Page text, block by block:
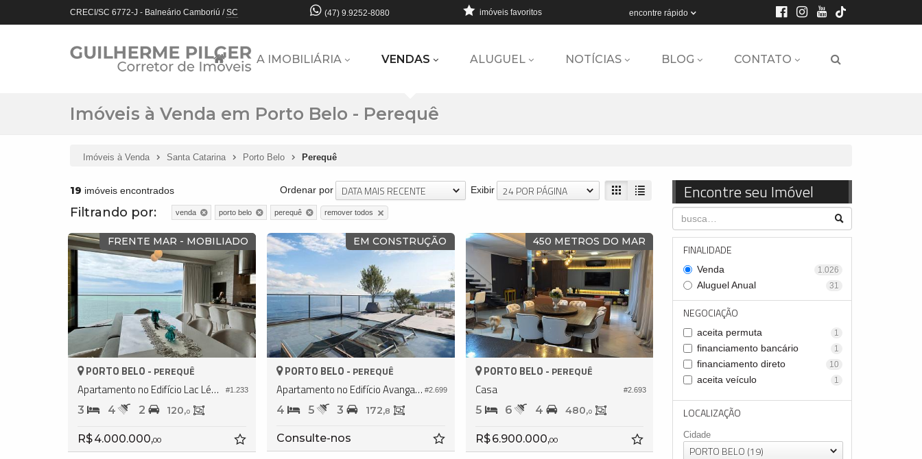
CRECI/SC 6772-J - Balneário Camboriú /SC (47) 9.9252-8080 encontre rápido
imóveis favoritos
A IMOBILIÁRIA VENDAS ALUGUEL NOTÍCIAS BLOG CONTATO
Imóveis à Venda em Porto Belo - Perequê
Imóveis à Venda Santa Catarina Porto Belo Perequê
Encontre seu Imóvel
FINALIDADE
Venda 1.026
Aluguel Anual 31
NEGOCIAÇÃO
aceita permuta 1
financiamento bancário 1
financiamento direto 10
aceita veículo 1
LOCALIZAÇÃO
Cidade
PORTO BELO (19)
19 imóveis encontrados Exibir 24 POR PÁGINA
Ordenar por DATA MAIS RECENTE
Filtrando por: venda porto belo perequê remover todos
FRENTE MAR - MOBILIADO
#1.233
PORTO BELO - PEREQUÊ
Apartamento no Edifício Lac Léman Residence
3 4 2 120,0
R$ 4.000.000,00
EM CONSTRUÇÃO
#2.699
PORTO BELO - PEREQUÊ
Apartamento no Edifício Avangard Residence
4 5 3 172,8
Consulte-nos
450 METROS DO MAR
#2.693
PORTO BELO - PEREQUÊ
Casa
5 6 4 480,0
R$ 6.900.000,00